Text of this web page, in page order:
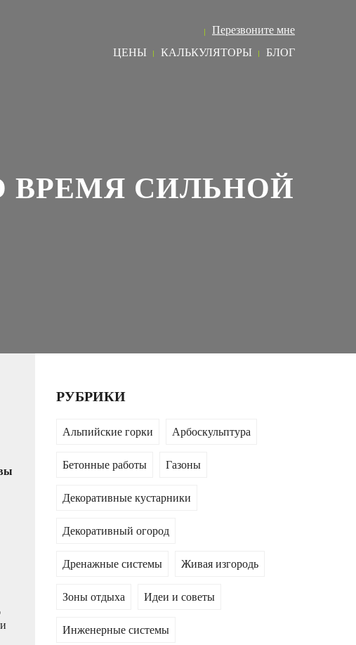
Перезвоните мне
ЦЕНЫ
КАЛЬКУЛЯТОРЫ БЛОГ
ВРЕМЯ СИЛЬНОЙ
РУБРИКИ
Альпийские горки Арбоскульптура
Бетонные работы Газоны
Декоративные кустарники
Декоративный огород
Дренажные системы Живая изгородь
Зоны отдыха Идеи и советы
Инженерные системы